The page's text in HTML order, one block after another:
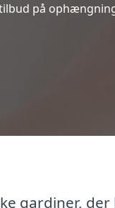
på
gardiner, der